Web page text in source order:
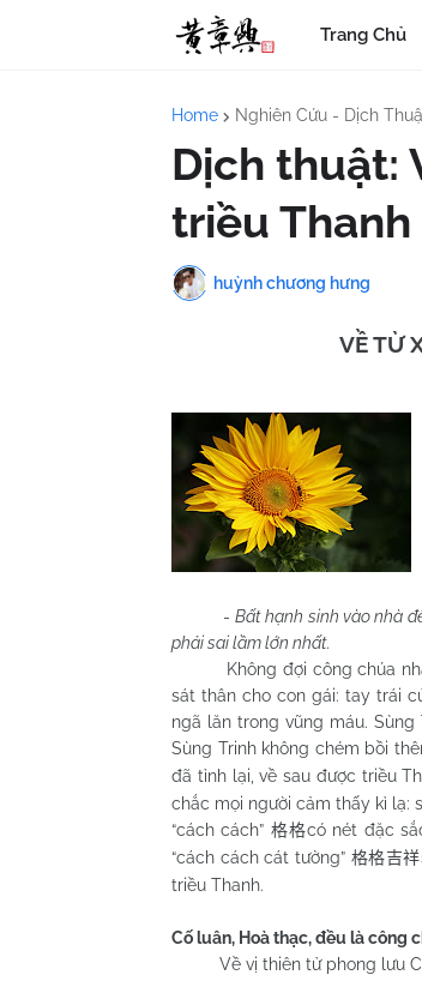
Trang Chủ
Home Nghiên Cứu - Dịch
Dịch thuật:
triều Thanh
huỳnh chương hưng
VỀ TỪ
-Bất hạnh sinh vào nhà
phải sai lầm lớn nhất.
Không đợi công chúa nhận
sát thân cho con gái: tay trái
ngã lăn trong vũng máu.
Sùng Trinh không chém bồi
đã tỉnh lại, về sau được triều
chắc mọi người cảm thấy kì lạ:
“cách cách” 格格có nét đặc
“cách cách cát tường” 格格吉祥
triều Thanh.
Cố luân, Hoà thạc, đều là công
Về vị thiên tử phong lưu